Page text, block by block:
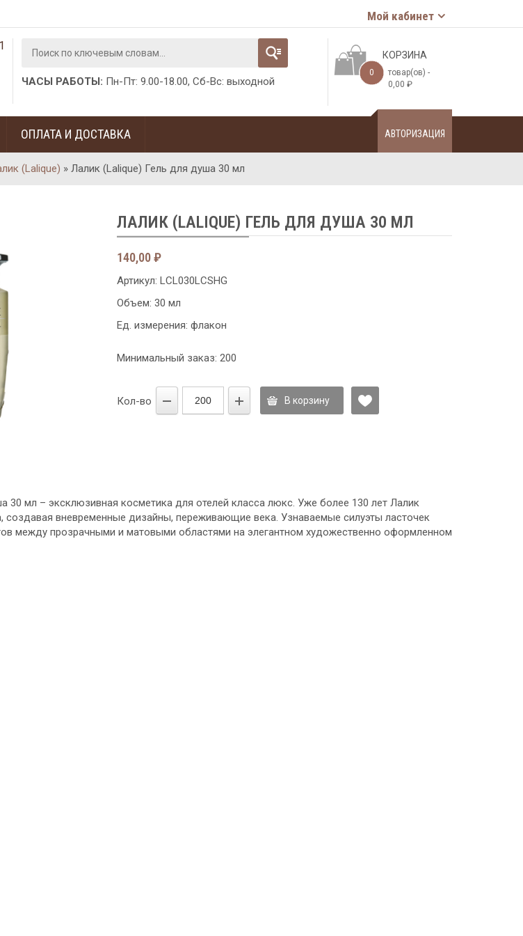
Мой кабинет
КОРЗИНА
0
товар(ов) -
0,00₽
ЧАСЫ РАБОТЫ: Пн-Пт: 9.00-18.00, Сб-Вс: выходной
ОПЛАТА И ДОСТАВКА АВТОРИЗАЦИЯ
(Lalique) » Лалик (Lalique) Гель для душа 30 мл
ЛАЛИК (LALIQUE) ГЕЛЬ ДЛЯ ДУША 30 МЛ
140,00₽
Артикул:LCL030LCSHG
Объем: 30 мл
Ед. измерения: флакон
Минимальный заказ: 200
Кол-во В корзину
30 мл – эксклюзивная косметика для отелей класса люкс. Уже более 130 лет Лалик
создавая вневременные дизайны, переживающие века. Узнаваемые силуэты ласточек
между прозрачными и матовыми областями на элегантном художественно оформленном